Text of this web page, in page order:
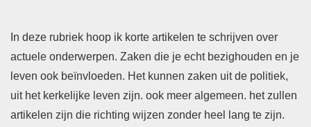
In deze rubriek hoop ik korte artikelen te schrijven over
actuele onderwerpen. Zaken die je echt bezighouden en je
leven ook beïnvloeden. Het kunnen zaken uit de politiek,
uit het kerkelijke leven zijn. ook meer algemeen. het zullen
artikelen zijn die richting wijzen zonder heel lang te zijn.